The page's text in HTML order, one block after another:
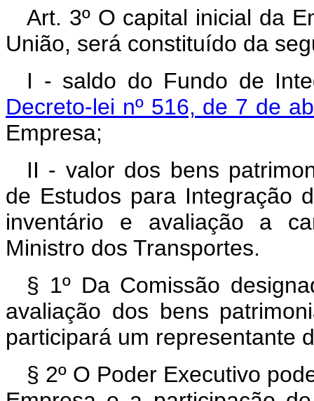
Art. 3º O capital inicial da
União, será constituído da
I - saldo do Fundo de
Decreto-lei nº 516, de 7 de
Empresa;
II - valor dos bens
de Estudos para Integração
inventário e avaliação a
Ministro dos Transportes.
§ 1º Da Comissão
avaliação dos bens
participará um representante
§ 2º O Poder Executivo